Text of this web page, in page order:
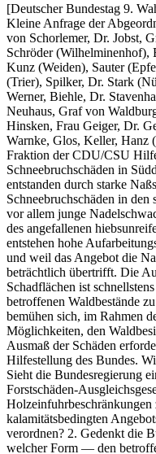
[Deutscher Bundestag 9.
Kleine Anfrage der
von Schorlemer, Dr. Jobst,
Schröder (Wilhelminenhof),
Kunz (Weiden), Sauter
(Trier), Spilker, Dr. Stark
Werner, Biehle, Dr.
Neuhaus, Graf von
Hinsken, Frau Geiger, Dr.
Warnke, Glos, Keller, Hanz
Fraktion der CDU/CSU
Schneebruchschäden in
entstanden durch starke
Schneebruchschäden in
vor allem junge
des angefallenen
entstehen hohe
und weil das Angebot die
beträchtlich übertrifft. Die
Schadflächen ist
betroffenen Waldbestände
bemühen sich, im Rahmen
Möglichkeiten, den
Ausmaß der Schäden
Hilfestellung des Bundes.
Sieht die Bundesregierung
Forstschäden-
Holzeinfuhrbeschränkungen
kalamitätsbedingten
verordnen? 2. Gedenkt die
welcher Form — den